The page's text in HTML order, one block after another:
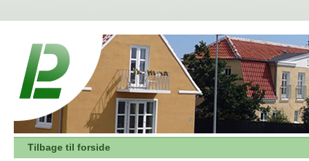
Tilbage til forside